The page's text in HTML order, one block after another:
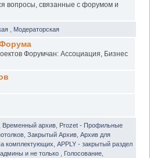
вопросы, связанные с форумом и
Модераторская
Форумчан: Ассоциация, Бизнес
Временный архив
Prozet - Профильные
Закрытый Архив Архив для
комплектующих APPLY - закрытый раздел
админы и не только Голосование